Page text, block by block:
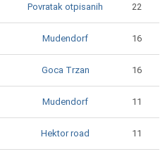
Povratak otpisanih 22
Mudendorf 16
Goca Trzan 16
Mudendorf 11
Hektor road 11